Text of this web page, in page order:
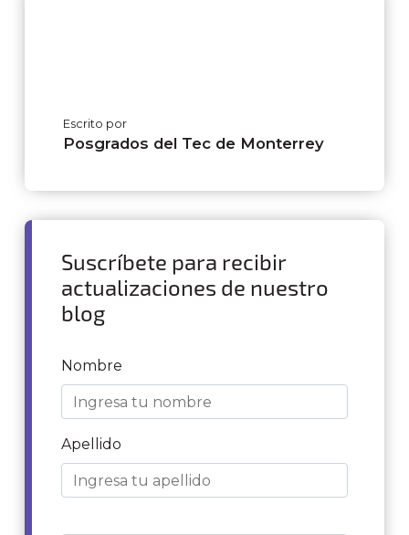
Escrito por
Posgrados del Tec de Monterrey
Suscríbete para recibir
actualizaciones de nuestro
blog
Nombre
Apellido